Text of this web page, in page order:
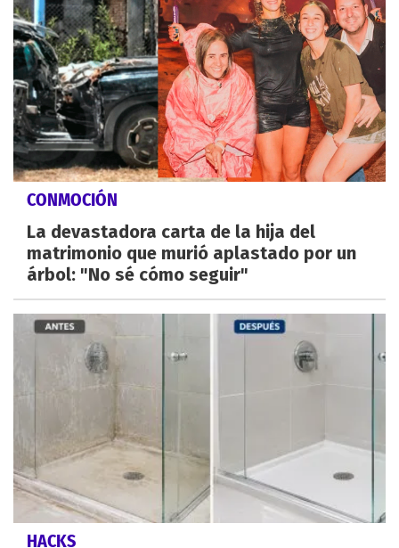
CONMOCIÓN
La devastadora carta de la hija del
matrimonio que murió aplastado por un
árbol: "No sé cómo seguir"
HACKS